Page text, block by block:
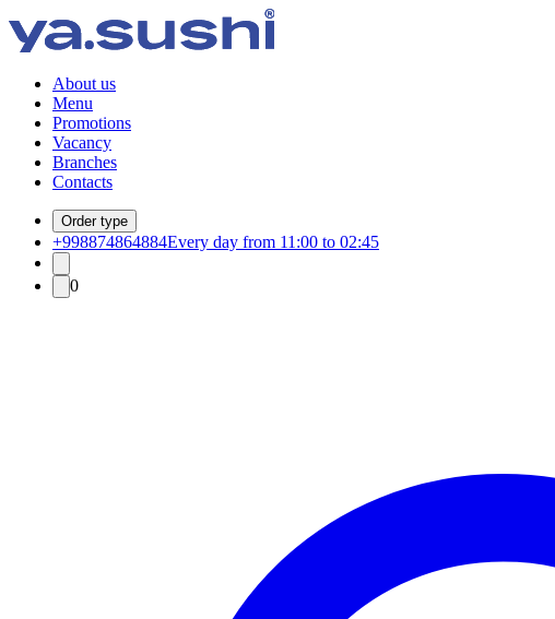
About us
Menu
Promotions
Vacancy
Branches
Contacts
Order type
+998874864884Every day from 11:00 to 02:45
0